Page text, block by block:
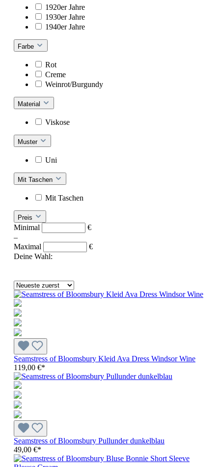
1920er Jahre
1930er Jahre
1940er Jahre
Farbe
Rot
Creme
Weinrot/Burgundy
Material
Viskose
Muster
Uni
Mit Taschen
Mit Taschen
Preis
Minimal
€
–
Maximal
€
Deine Wahl:
Seamstress of Bloomsbury Kleid Ava Dress Windsor Wine
119,00 €*
Seamstress of Bloomsbury Pullunder dunkelblau
49,00 €*